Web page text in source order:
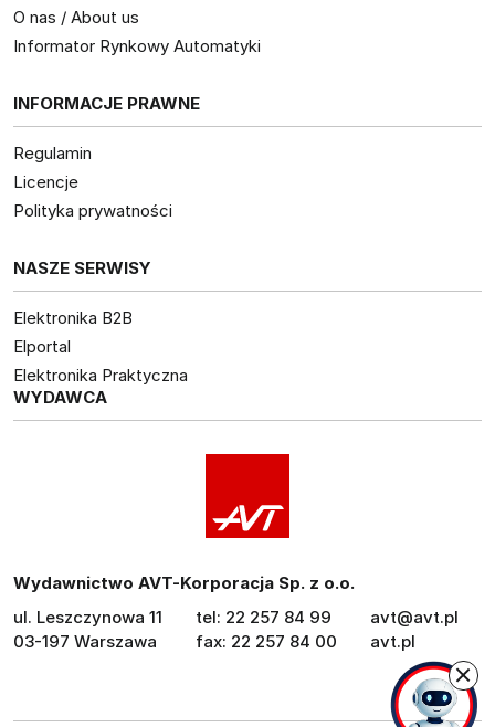
O nas / About us
Informator Rynkowy Automatyki
INFORMACJE PRAWNE
Regulamin
Licencje
Polityka prywatności
NASZE SERWISY
Elektronika B2B
Elportal
Elektronika Praktyczna
WYDAWCA
Wydawnictwo AVT-Korporacja Sp. z o.o.
ul. Leszczynowa 11
03-197 Warszawa
tel: 22 257 84 99
fax: 22 257 84 00
avt@avt.pl
avt.pl